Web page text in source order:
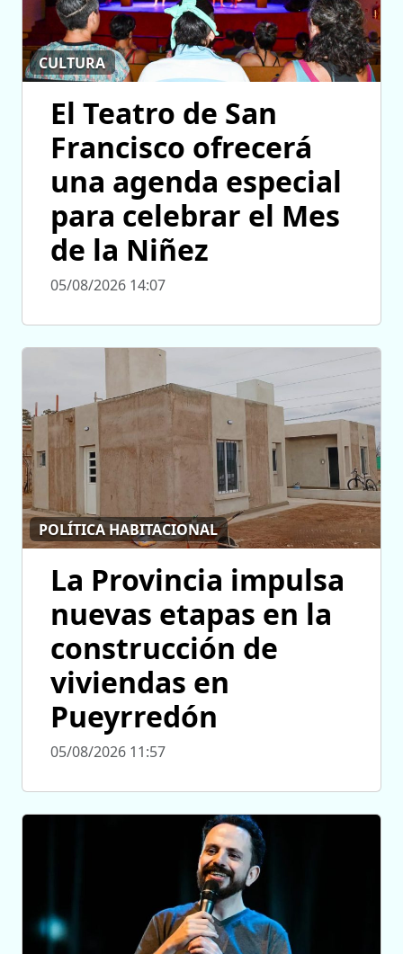
CULTURA
El Teatro de San
Francisco ofrecerá
una agenda especial
para celebrar el Mes
de la Niñez
05/08/2026 14:07
POLÍTICA HABITACIONAL
La Provincia impulsa
nuevas etapas en la
construcción de
viviendas en
Pueyrredón
05/08/2026 11:57